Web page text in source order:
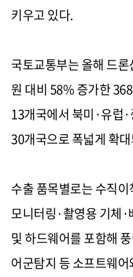
키우고 있다.
국토교통부는 올해 드
원 대비 58% 증가한
13개국에서 북미·유럽
30개국으로 폭넓게 확
수출 품목별로는 수직
모니터링·촬영용 기체
및 하드웨어를 포함해
어군탐지 등 소프트웨